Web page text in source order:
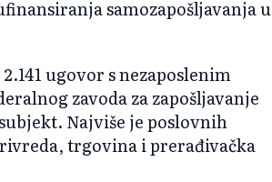
samozapošljavanja u
ugovor s nezaposlenim
zavoda za zapošljavanje
Najviše je poslovnih
trgovina i prerađivačka